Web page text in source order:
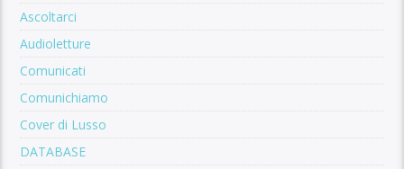
Ascoltarci
Audioletture
Comunicati
Comunichiamo
Cover di Lusso
DATABASE